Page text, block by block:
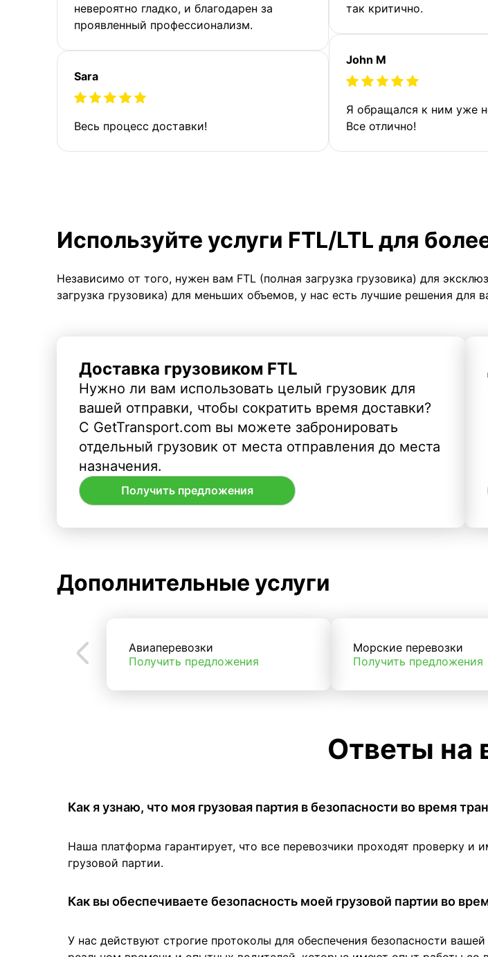
невероятно гладко, и благодарен за
проявленный профессионализм.
Sara
Весь процесс доставки!
так критично.
John M
Я обращался к ним уже
Все отлично!
Используйте услуги FTL/LTL для
Независимо от того, нужен вам FTL (полная загрузка грузовика) для
загрузка грузовика) для меньших объемов, у нас есть лучшие решения для
Доставка грузовиком FTL
Нужно ли вам использовать целый грузовик для
вашей отправки, чтобы сократить время доставки?
С GetTransport.com вы можете забронировать
отдельный грузовик от места отправления до места
назначения.
Получить предложения
Дополнительные услуги
Авиаперевозки
Получить предложения
Морские перевозки
Получить предложения
Ответы на
Как я узнаю, что моя грузовая партия в безопасности во время
Наша платформа гарантирует, что все перевозчики проходят проверку
грузовой партии.
Как вы обеспечиваете безопасность моей грузовой партии во
У нас действуют строгие протоколы для обеспечения безопасности